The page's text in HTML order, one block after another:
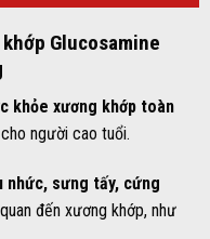
Glucosamine
khỏe xương khớp toàn
người cao tuổi.
sưng tấy, cứng
đến xương khớp, như